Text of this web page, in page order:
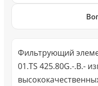
Фильтрующий
01.TS 425.80G.-.B.-